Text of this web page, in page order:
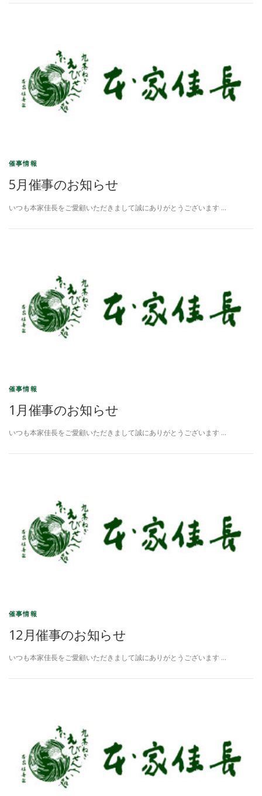
催事情報
5月催事のお知らせ
いつも本家佳長をご愛顧いただきまして誠にありがとうございます …
催事情報
1月催事のお知らせ
いつも本家佳長をご愛顧いただきまして誠にありがとうございます …
催事情報
12月催事のお知らせ
いつも本家佳長をご愛顧いただきまして誠にありがとうございます …